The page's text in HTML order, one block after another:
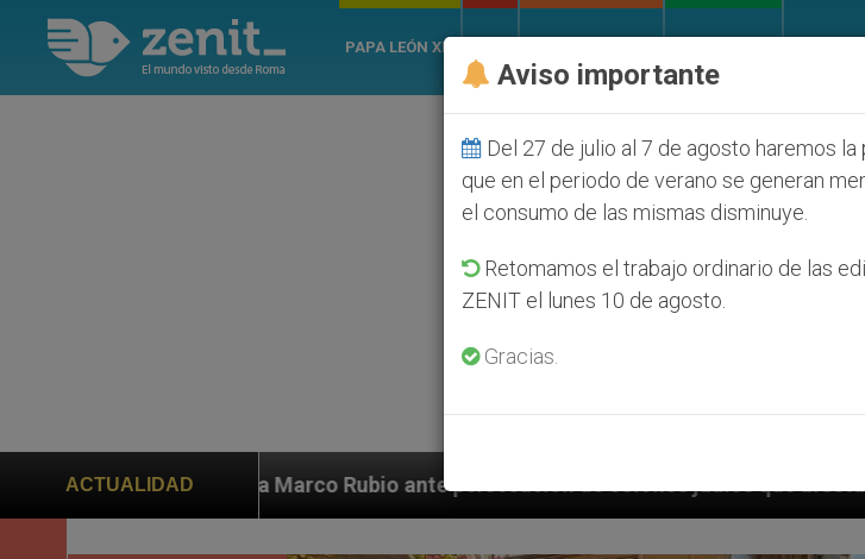
PAPA LEÓN XIV
ACTUALIDAD
Rubio ante persecución de colonos judíos que afecta a cristianos (y no sólo) en
Aviso importante
Del 27 de julio al 7 de agosto haremos la
que en el periodo de verano se generan
el consumo de las mismas disminuye.
Retomamos el trabajo ordinario de las
ZENIT el lunes 10 de agosto.
Gracias.